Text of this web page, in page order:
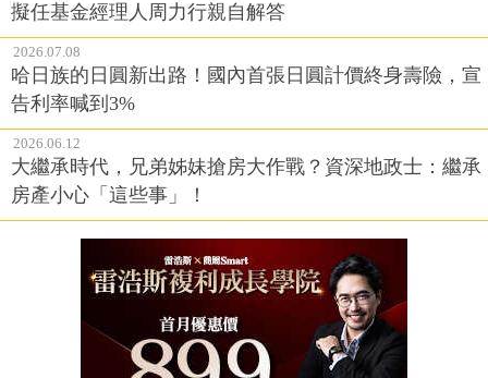
擬任基金經理人周力行親自解答
2026.07.08
哈日族的日圓新出路！國內首張日圓計價終身壽險，宣
告利率喊到3%
2026.06.12
大繼承時代，兄弟姊妹搶房大作戰？資深地政士：繼承
房產小心「這些事」！